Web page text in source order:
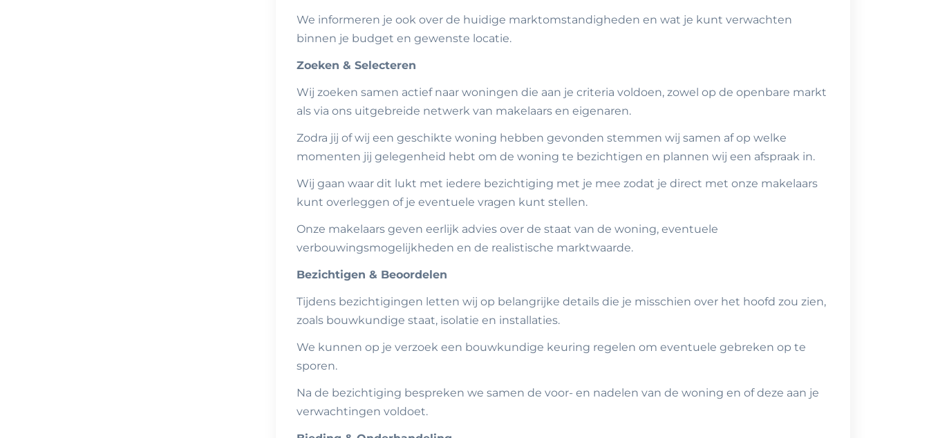
We informeren je ook over de huidige marktomstandigheden en wat je kunt verwachten
binnen je budget en gewenste locatie.
Zoeken & Selecteren
Wij zoeken samen actief naar woningen die aan je criteria voldoen, zowel op de openbare markt
als via ons uitgebreide netwerk van makelaars en eigenaren.
Zodra jij of wij een geschikte woning hebben gevonden stemmen wij samen af op welke
momenten jij gelegenheid hebt om de woning te bezichtigen en plannen wij een afspraak in.
Wij gaan waar dit lukt met iedere bezichtiging met je mee zodat je direct met onze makelaars
kunt overleggen of je eventuele vragen kunt stellen.
Onze makelaars geven eerlijk advies over de staat van de woning, eventuele
verbouwingsmogelijkheden en de realistische marktwaarde.
Bezichtigen & Beoordelen
Tijdens bezichtigingen letten wij op belangrijke details die je misschien over het hoofd zou zien,
zoals bouwkundige staat, isolatie en installaties.
We kunnen op je verzoek een bouwkundige keuring regelen om eventuele gebreken op te
sporen.
Na de bezichtiging bespreken we samen de voor- en nadelen van de woning en of deze aan je
verwachtingen voldoet.